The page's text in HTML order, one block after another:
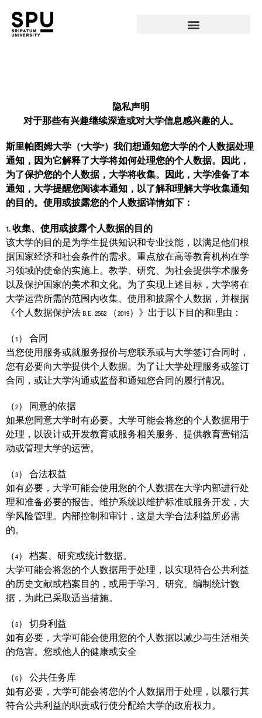
隐私声明
对于那些有兴趣继续深造或对大学信息感兴趣的人。
斯里帕图姆大学（“大学”）我们想通知您大学的个人数据处理
通知，因为它解释了大学将如何处理您的个人数据。因此，
为了保护您的个人数据，大学将收集。因此，大学准备了本
通知，大学提醒您阅读本通知，以了解和理解大学收集通知
的目的。使用或披露您的个人数据详情如下：
1. 收集、使用或披露个人数据的目的
该大学的目的是为学生提供知识和专业技能，以满足他们根
据国家经济和社会条件的需求。重点放在高等教育机构在学
习领域的使命的实施上。教学、研究、为社会提供学术服务
以及保护国家的美术和文化。为了实现上述目标，大学将在
大学运营所需的范围内收集、使用和披露个人数据，并根据
《个人数据保护法 B.E. 2562 （2019）》出于以下目的和理由：
（1） 合同
当您使用服务或就服务报价与您联系或与大学签订合同时，
您有必要向大学提供个人数据。为了让大学处理服务或签订
合同，或让大学沟通或监督和通知您合同的履行情况。
（2） 同意的依据
如果您同意大学时有必要。大学可能会将您的个人数据用于
处理，以设计或开发教育或服务相关服务、提供教育营销活
动或管理大学的运营。
（3） 合法权益
如有必要，大学可能会使用您的个人数据在大学内部进行处
理和准备必要的报告。维护系统以维护标准或服务开发，大
学风险管理。内部控制和审计，这是大学合法利益所必需
的。
（4） 档案、研究或统计数据。
大学可能会将您的个人数据用于处理，以实现符合公共利益
的历史文献或档案目的，或用于学习、研究、编制统计数
据，为此已采取适当措施。
（5） 切身利益
如有必要，大学可能会使用您的个人数据以减少与生活相关
的危害。您或他人的健康或安全
（6） 公共任务库
如有必要，大学可能会将您的个人数据用于处理，以履行其
符合公共利益的职责或行使分配给大学的政府权力。